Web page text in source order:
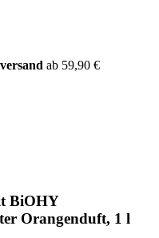
ab 59,90 €
BiOHY
Orangenduft, 1 l